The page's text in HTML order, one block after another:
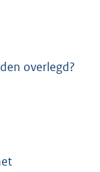
overlegd?